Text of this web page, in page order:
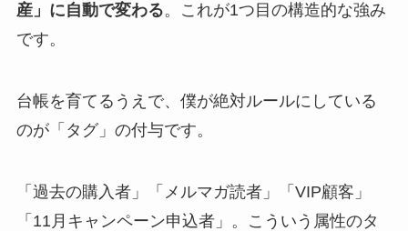
産」に自動で変わる。これが1つ目の構造的な強み
です。
台帳を育てるうえで、僕が絶対ルールにしている
のが「タグ」の付与です。
「過去の購入者」「メルマガ読者」「VIP顧客」
「11月キャンペーン申込者」。こういう属性のタ